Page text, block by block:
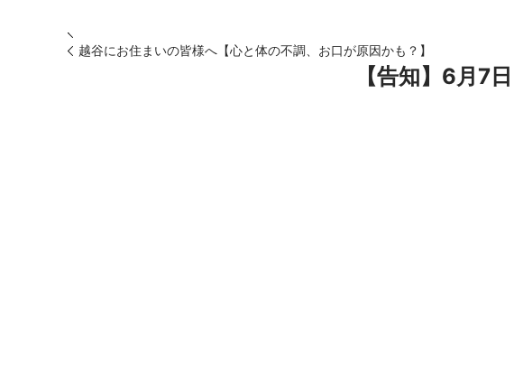
越谷にお住まいの皆様へ【心と体の不調、お口が原因かも？】
【告知】6月7